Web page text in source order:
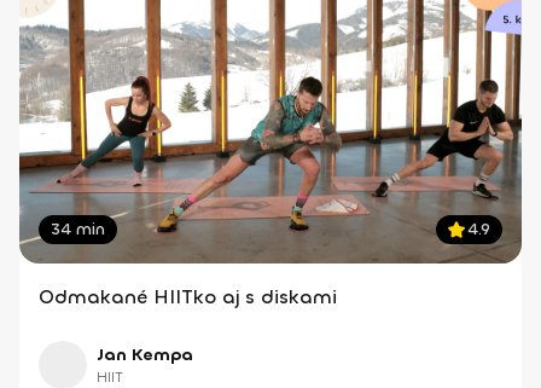
34 min 4.9
Odmakané HIITko aj s diskami
Jan Kempa
HIIT